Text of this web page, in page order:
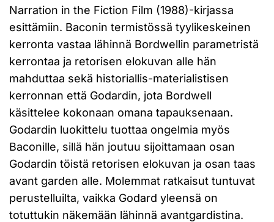
Narration in the Fiction Film (1988)-kirjassa
esittämiin. Baconin termistössä tyylikeskeinen
kerronta vastaa lähinnä Bordwellin parametristä
kerrontaa ja retorisen elokuvan alle hän
mahduttaa sekä historiallis-materialistisen
kerronnan että Godardin, jota Bordwell
käsittelee kokonaan omana tapauksenaan.
Godardin luokittelu tuottaa ongelmia myös
Baconille, sillä hän joutuu sijoittamaan osan
Godardin töistä retorisen elokuvan ja osan taas
avant garden alle. Molemmat ratkaisut tuntuvat
perustelluilta, vaikka Godard yleensä on
totuttukin näkemään lähinnä avantgardistina.